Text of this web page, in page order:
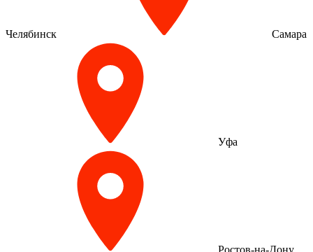
Челябинск Самара
Уфа
Ростов-на-Дону